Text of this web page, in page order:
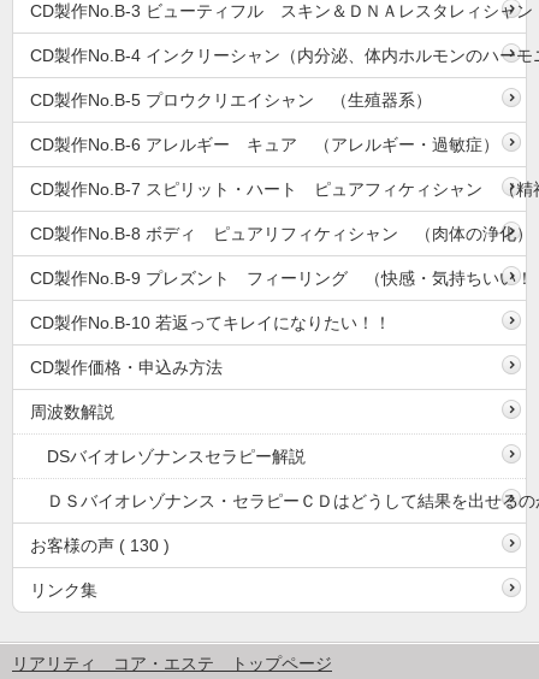
CD製作No.B-3 ビューティフル スキン＆ＤＮＡレスタレィシャン
CD製作No.B-4 インクリーシャン（内分泌、体内ホルモンのハーモ
CD製作No.B-5 プロウクリエイシャン （生殖器系）
CD製作No.B-6 アレルギー キュア （アレルギー・過敏症）
CD製作No.B-7 スピリット・ハート ピュアフィケィシャン （精
CD製作No.B-8 ボディ ピュアリフィケィシャン （肉体の浄化）
CD製作No.B-9 プレズント フィーリング （快感・気持ちいい！
CD製作No.B-10 若返ってキレイになりたい！！
CD製作価格・申込み方法
周波数解説
DSバイオレゾナンスセラピー解説
ＤＳバイオレゾナンス・セラピーＣＤはどうして結果を出せる
お客様の声 ( 130 )
リンク集
リアリティ コア・エステ トップページ